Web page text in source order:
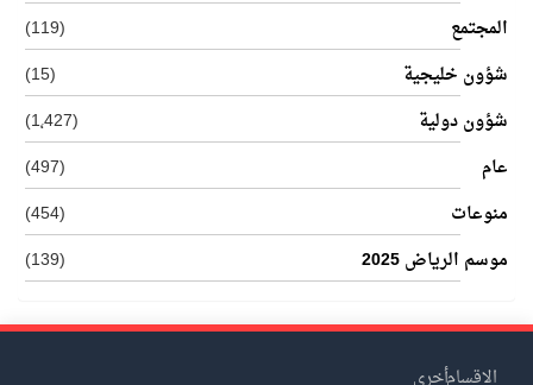
المجتمع
(119)
شؤون خليجية
(15)
شؤون دولية
(1٬427)
عام
(497)
منوعات
(454)
موسم الرياض 2025
(139)
الاقسامأخرى